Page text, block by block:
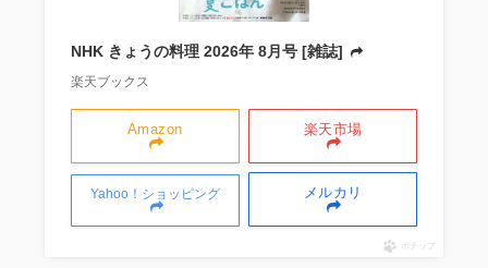
NHK きょうの料理 2026年 8月号 [雑誌]
楽天ブックス
Amazon 楽天市場
Yahoo！ショッピング メルカリ
ポチップ